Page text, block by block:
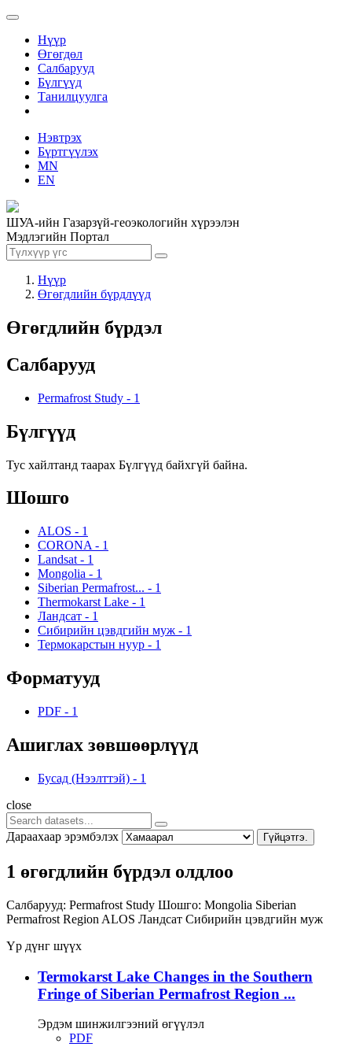
Нүүр
Өгөгдөл
Салбарууд
Бүлгүүд
Танилцуулга
Нэвтрэх
Бүртгүүлэх
MN
EN
ШУА-ийн Газарзүй-геоэкологийн хүрээлэн
Мэдлэгийн Портал
Нүүр
Өгөгдлийн бүрдлүүд
Өгөгдлийн бүрдэл
Салбарууд
Permafrost Study - 1
Бүлгүүд
Тус хайлтанд таарах Бүлгүүд байхгүй байна.
Шошго
ALOS - 1
CORONA - 1
Landsat - 1
Mongolia - 1
Siberian Permafrost... - 1
Thermokarst Lake - 1
Ландсат - 1
Сибирийн цэвдгийн муж - 1
Термокарстын нуур - 1
Форматууд
PDF - 1
Ашиглах зөвшөөрлүүд
Бусад (Нээлттэй) - 1
close
Дараахаар эрэмбэлэх Гүйцэтгэ.
1 өгөгдлийн бүрдэл олдлоо
Салбарууд: Permafrost Study Шошго: Mongolia Siberian
Permafrost Region ALOS Ландсат Сибирийн цэвдгийн муж
Үр дүнг шүүх
Termokarst Lake Changes in the Southern
Fringe of Siberian Permafrost Region ...
Эрдэм шинжилгээний өгүүлэл
PDF